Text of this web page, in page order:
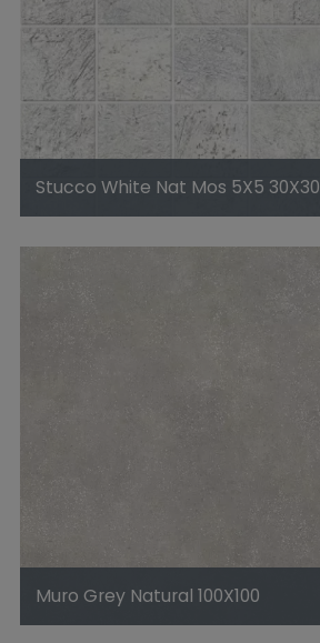
Stucco White Nat Mos 5X5 30X30
Muro Grey Natural 100X100